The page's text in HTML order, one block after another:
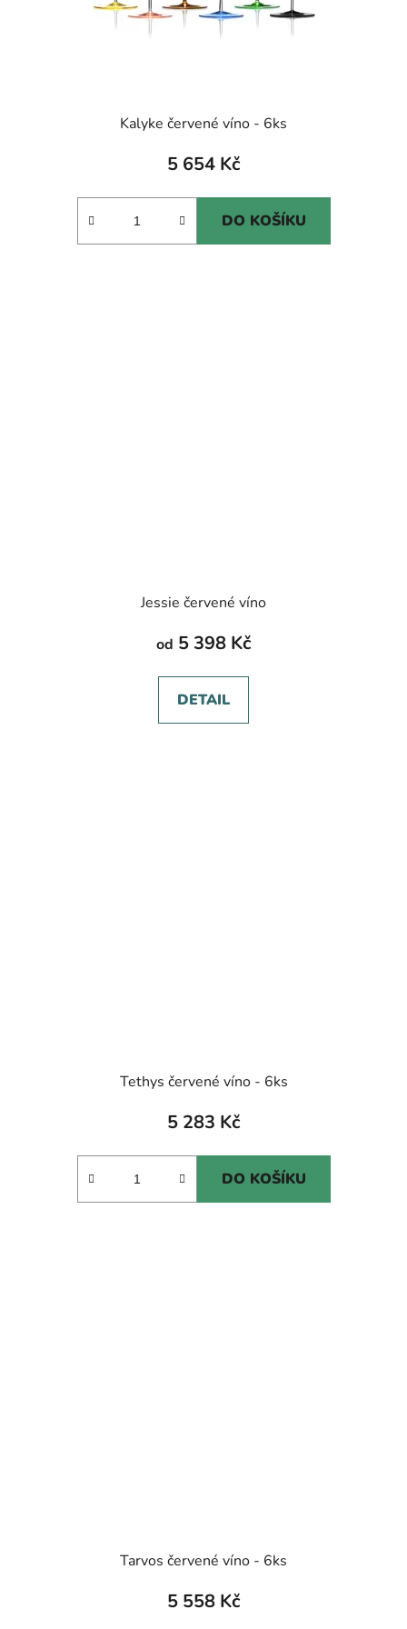
Kalyke červené víno - 6ks
5 654 Kč
DO KOŠÍKU
Jessie červené víno
od 5 398 Kč
DETAIL
Tethys červené víno - 6ks
5 283 Kč
DO KOŠÍKU
Tarvos červené víno - 6ks
5 558 Kč